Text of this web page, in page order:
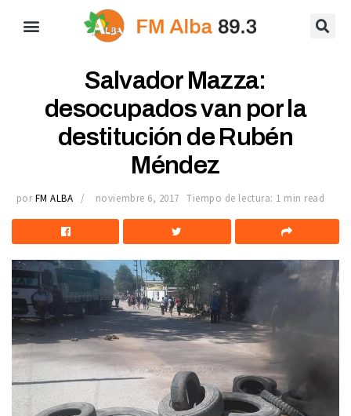
Salvador Mazza:
desocupados van por la
destitución de Rubén
Méndez
por FM ALBA noviembre 6, 2017 Tiempo de lectura: 1 min read